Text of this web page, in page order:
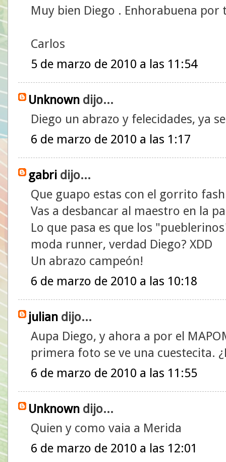
Muy bien Diego . Enhorabuena por
Carlos
5 de marzo de 2010 a las 11:54
Unknown dijo...
Diego un abrazo y felecidades, ya
6 de marzo de 2010 a las 1:17
gabri dijo...
Que guapo estas con el gorrito
Vas a desbancar al maestro en la
Lo que pasa es que los
moda runner, verdad Diego? XDD
Un abrazo campeón!
6 de marzo de 2010 a las 10:18
julian dijo...
Aupa Diego, y ahora a por el
primera foto se ve una cuestecita.
6 de marzo de 2010 a las 11:55
Unknown dijo...
Quien y como vaia a Merida
6 de marzo de 2010 a las 12:01